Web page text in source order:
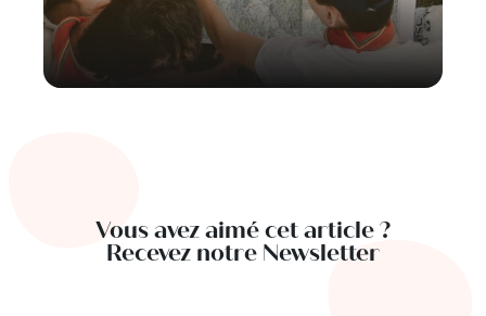
Vous avez aimé cet article ?
Recevez notre Newsletter